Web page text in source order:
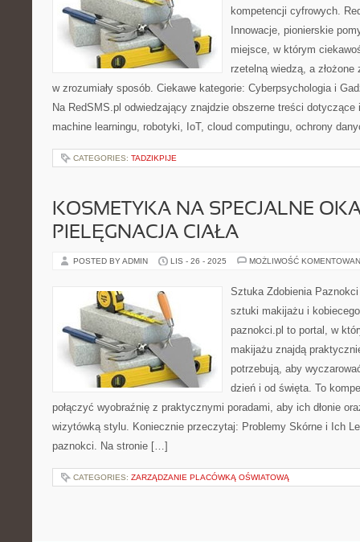
kompetencji cyfrowych.
Innowacje, pionierskie
miejsce, w którym
rzetelną wiedzą, a złożone
w zrozumiały sposób. Ciekawe kategorie: Cyberpsychologia i
Na RedSMS.pl odwiedzający znajdzie obszerne treści dotyczące
machine learningu, robotyki, IoT, cloud computingu, ochrony
CATEGORIES: TADZIKPIJE
KOSMETYKA NA SPECJALNE
PIELĘGNACJA CIAŁA
POSTED BY ADMIN LIS - 26 - 2025 MOŻLIWOŚĆ
Sztuka Zdobienia
sztuki makijażu i
paznokci.pl to portal, w
makijażu znajdą
potrzebują, aby
dzień i od święta. To
połączyć wyobraźnię z praktycznymi poradami, aby ich dłonie
wizytówką stylu. Koniecznie przeczytaj: Problemy Skórne i Ich
paznokci. Na stronie […]
CATEGORIES: ZARZĄDZANIE PLACÓWKĄ OŚWIATOWĄ